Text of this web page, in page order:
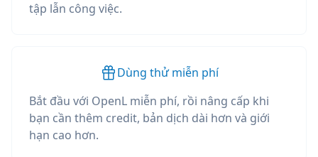
tập lẫn công việc.
Dùng thử miễn phí
Bắt đầu với OpenL miễn phí, rồi nâng cấp khi
bạn cần thêm credit, bản dịch dài hơn và giới
hạn cao hơn.